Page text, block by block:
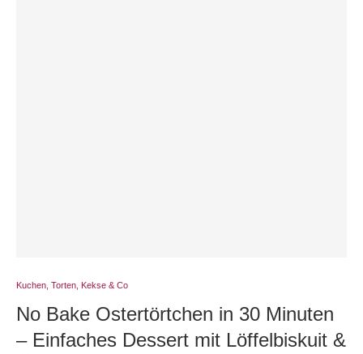
Kuchen, Torten, Kekse & Co
No Bake Ostertörtchen in 30 Minuten
– Einfaches Dessert mit Löffelbiskuit &